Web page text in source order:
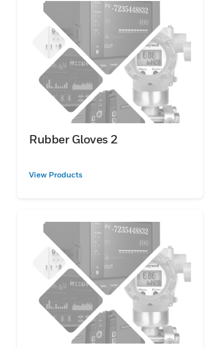
Rubber Gloves 2
View Products